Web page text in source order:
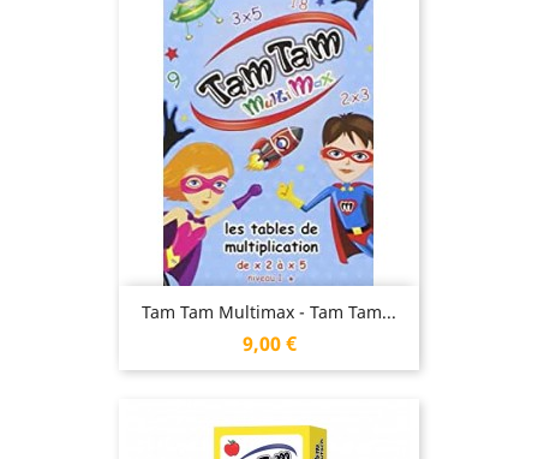
Tam Tam Multimax - Tam Tam...
Prix
9,00 €